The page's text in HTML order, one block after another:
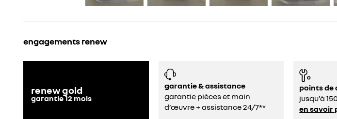
engagements renew
renew gold
garantie12 mois
garantie & assistance
garantie pièces et main
d’œuvre + assistance 24/7**
points de
jusqu'à
en savoir